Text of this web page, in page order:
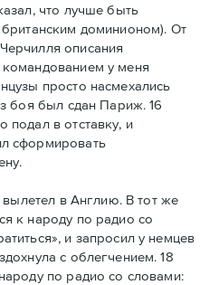
что лучше быть
доминионом). От
описания
у меня
просто насмехались
боя был сдан Париж. 16
подал в отставку, и
сформировать
в Англию. В тот же
к народу по радио со
и запросил у немцев
с облегчением. 18
по радио со словами: